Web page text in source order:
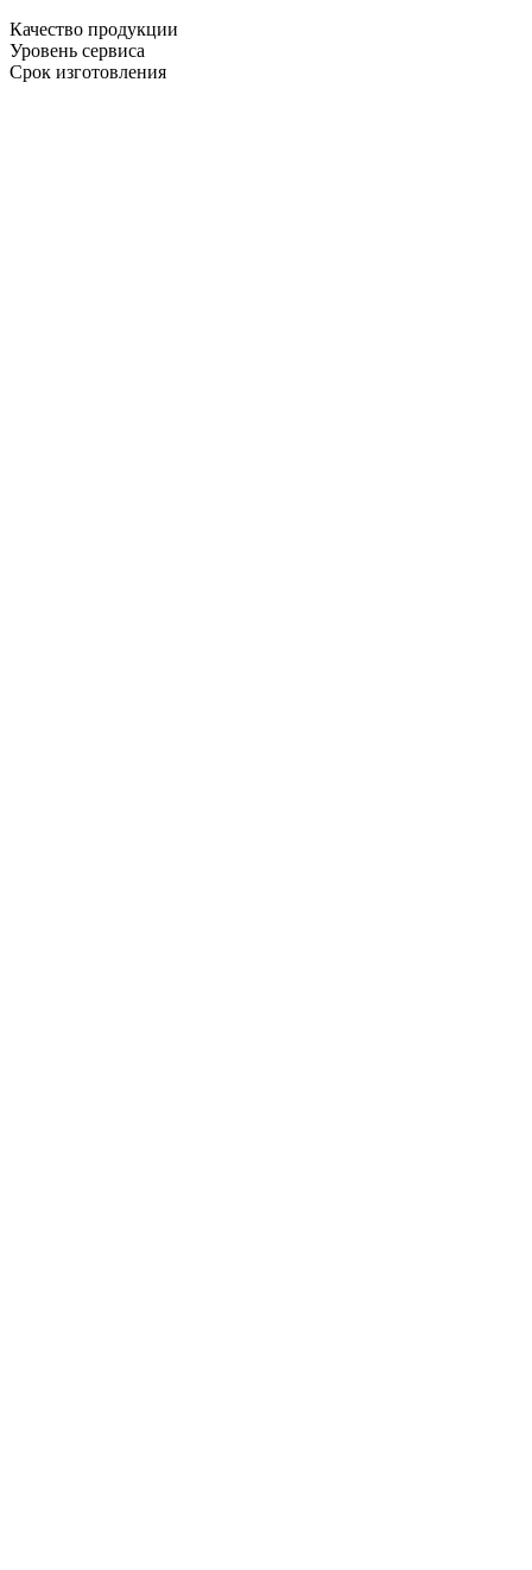
Качество продукции
Уровень сервиса
Срок изготовления